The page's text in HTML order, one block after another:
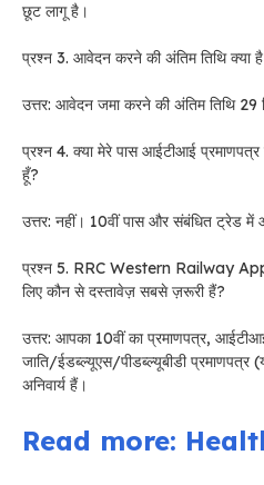
छूट लागू है।
प्रश्न 3. आवेदन करने की अंतिम तिथि क्या
उत्तर: आवेदन जमा करने की अंतिम तिथि
प्रश्न 4. क्या मेरे पास आईटीआई
हूँ?
उत्तर: नहीं। 10वीं पास और संबंधित ट्रेड में
प्रश्न 5. RRC Western Railway
लिए कौन से दस्तावेज़ सबसे ज़रूरी हैं?
उत्तर: आपका 10वीं का प्रमाणपत्र,
जाति/ईडब्ल्यूएस/पीडब्ल्यूबीडी प्रमाणपत्र
अनिवार्य हैं।
Read more: